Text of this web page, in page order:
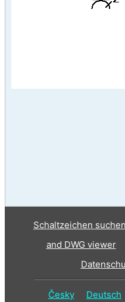
Schaltzeichen suchen
and DWG viewer
Česky Deutsch